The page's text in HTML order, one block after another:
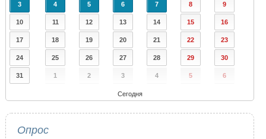
3 4 5 6 7 8 9
10 11 12 13 14 15 16
17 18 19 20 21 22 23
24 25 26 27 28 29 30
31 1 2 3 4 5 6
Сегодня
Опрос